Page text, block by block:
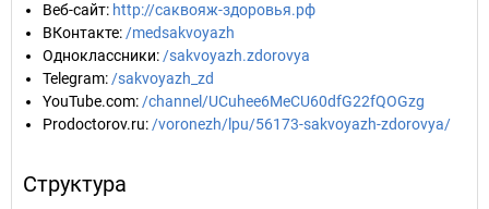
Веб-сайт: http://саквояж-здоровья.рф
ВКонтакте: /medsakvoyazh
Одноклассники: /sakvoyazh.zdorovya
Telegram: /sakvoyazh_zd
YouTube.com: /channel/UCuhee6MeCU60dfG22fQOGzg
Prodoctorov.ru: /voronezh/lpu/56173-sakvoyazh-zdorovya/
Структура